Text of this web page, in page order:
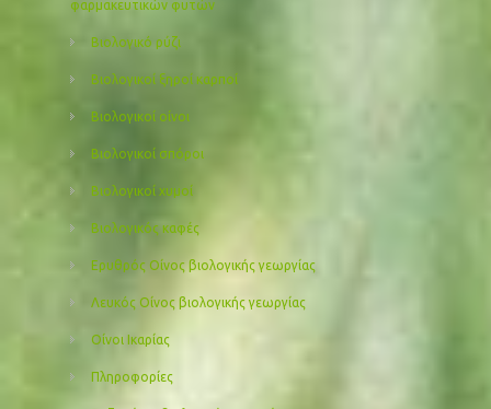
φαρμακευτικών φυτών
Βιολογικό ρύζι
Βιολογικοί ξηροί καρποί
Βιολογικοί οίνοι
Βιολογικοί σπόροι
Βιολογικοί χυμοί
Βιολογικός καφές
Ερυθρός Οίνος βιολογικής γεωργίας
Λευκός Οίνος βιολογικής γεωργίας
Οίνοι Ικαρίας
Πληροφορίες